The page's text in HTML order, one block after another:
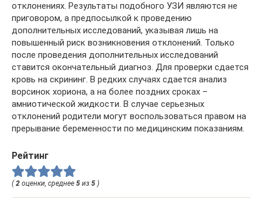
отклонениях. Результаты подобного УЗИ являются не
приговором, а предпосылкой к проведению
дополнительных исследований, указывая лишь на
повышенный риск возникновения отклонений. Только
после проведения дополнительных исследований
ставится окончательный диагноз. Для проверки сдается
кровь на скрининг. В редких случаях сдается анализ
ворсинок хориона, а на более поздних сроках –
амниотической жидкости. В случае серьезных
отклонений родители могут воспользоваться правом на
прерывание беременности по медицинским показаниям.
Рейтинг
( 2 оценки, среднее 5 из 5 )